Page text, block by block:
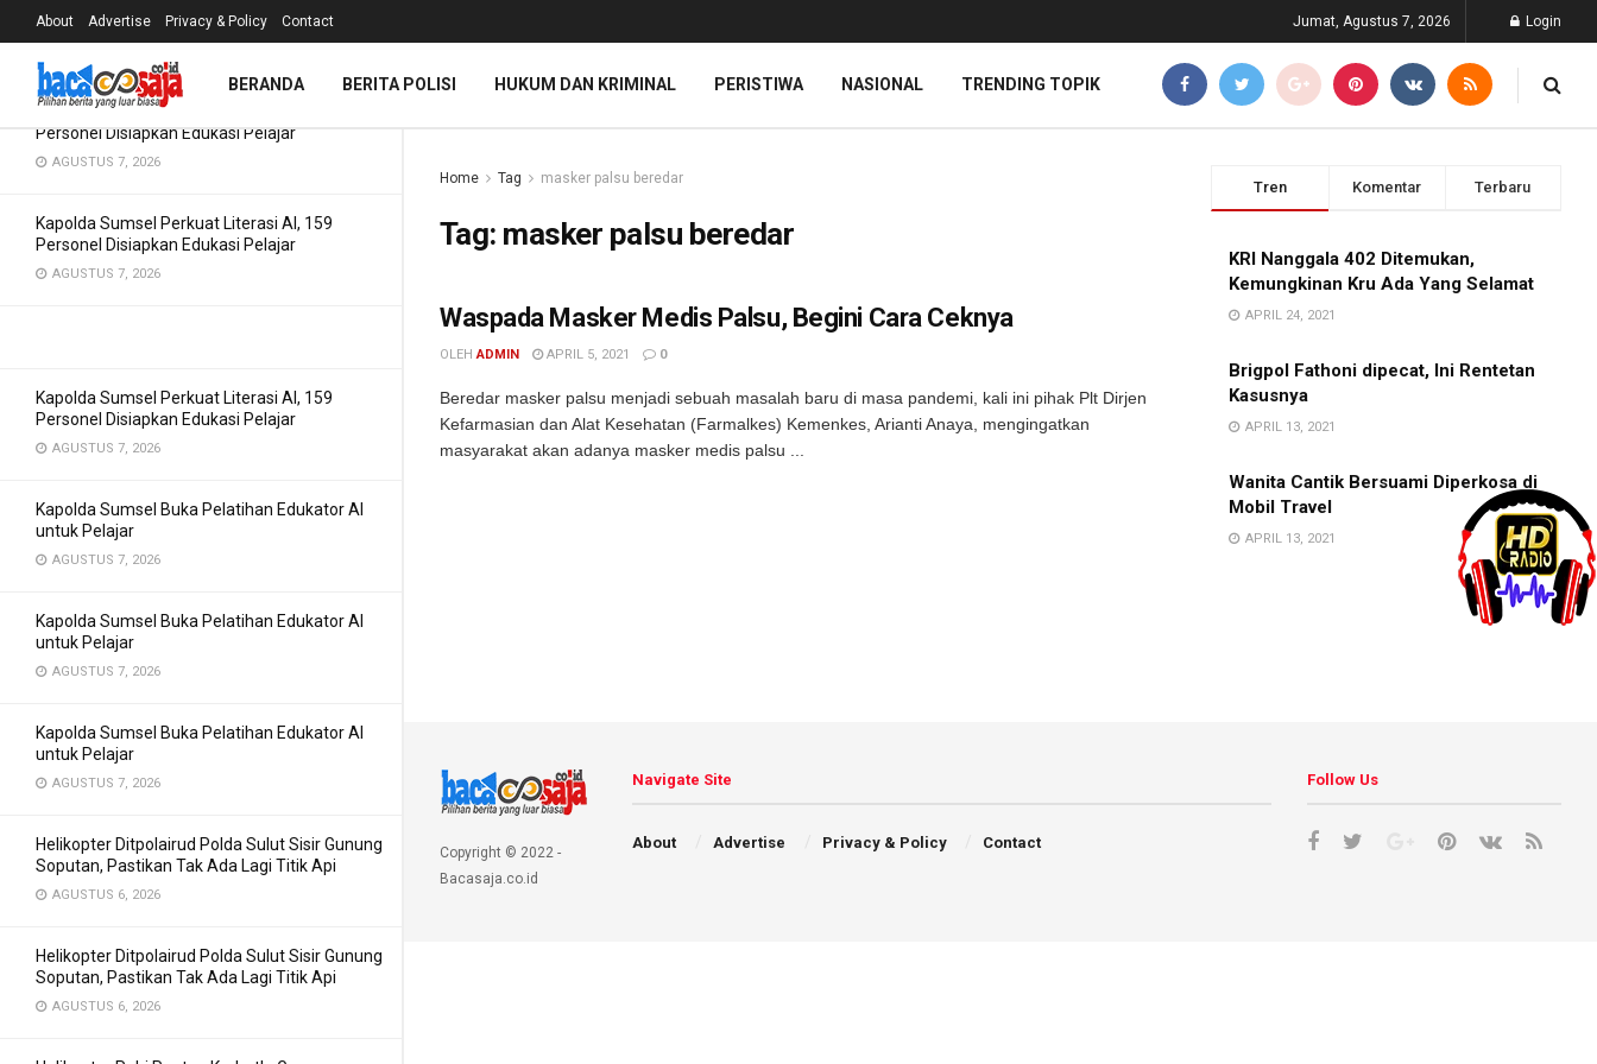
TERBARU TREN Filter
Kapolda Sumsel Perkuat Literasi AI, 159
Personel Disiapkan Edukasi Pelajar
AGUSTUS 7, 2026
Kapolda Sumsel Perkuat Literasi AI, 159
Personel Disiapkan Edukasi Pelajar
AGUSTUS 7, 2026
Kapolda Sumsel Perkuat Literasi AI, 159
Personel Disiapkan Edukasi Pelajar
AGUSTUS 7, 2026
Kapolda Sumsel Buka Pelatihan Edukator AI
untuk Pelajar
AGUSTUS 7, 2026
Kapolda Sumsel Buka Pelatihan Edukator AI
untuk Pelajar
AGUSTUS 7, 2026
Kapolda Sumsel Buka Pelatihan Edukator AI
untuk Pelajar
AGUSTUS 7, 2026
Helikopter Ditpolairud Polda Sulut Sisir Gunung
Soputan, Pastikan Tak Ada Lagi Titik Api
AGUSTUS 6, 2026
Helikopter Ditpolairud Polda Sulut Sisir Gunung
Soputan, Pastikan Tak Ada Lagi Titik Api
AGUSTUS 6, 2026
About Advertise Privacy & Policy Contact Jumat, Agustus 7, 2026 Login
BERANDA BERITA POLISI HUKUM DAN KRIMINAL PERISTIWA NASIONAL TRENDING TOPIK
Home Tag masker palsu beredar
Tag: masker palsu beredar
Waspada Masker Medis Palsu, Begini Cara Ceknya
OLEH ADMIN APRIL 5, 2021 0
Beredar masker palsu menjadi sebuah masalah baru di masa pandemi, kali ini pihak Plt Dirjen
Kefarmasian dan Alat Kesehatan (Farmalkes) Kemenkes, Arianti Anaya, mengingatkan
masyarakat akan adanya masker medis palsu ...
Tren Komentar Terbaru
KRI Nanggala 402 Ditemukan,
Kemungkinan Kru Ada Yang Selamat
APRIL 24, 2021
Brigpol Fathoni dipecat, Ini Rentetan
Kasusnya
APRIL 13, 2021
Wanita Cantik Bersuami Diperkosa di
Mobil Travel
APRIL 13, 2021
Copyright © 2022 -
Bacasaja.co.id
Navigate Site
About Advertise Privacy & Policy Contact
Follow Us